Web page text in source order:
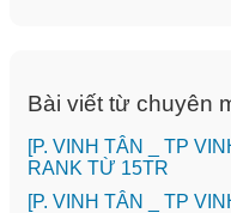
Bài viết từ chuyên
[P. VINH TÂN _ TP
RANK TỪ 15TR
[P. VINH TÂN _ TP